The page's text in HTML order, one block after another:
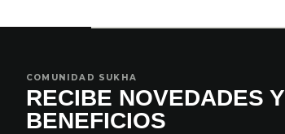
COMUNIDAD SUKHA
RECIBE NOVEDADES Y
BENEFICIOS